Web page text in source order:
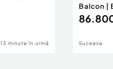
13 minute în urmă
Balcon |
Suceava